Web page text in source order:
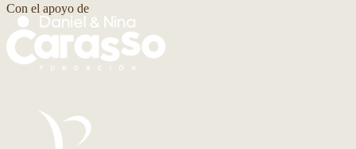
Con el apoyo de